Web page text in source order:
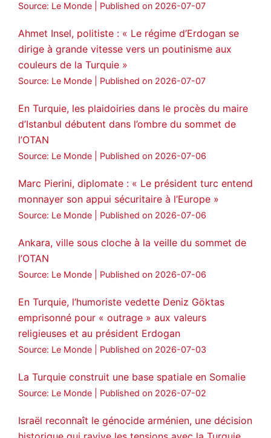
Source: Le Monde Published on 2026-07-07
Ahmet Insel, politiste : « Le régime d’Erdogan se
dirige à grande vitesse vers un poutinisme aux
couleurs de la Turquie »
Source: Le Monde Published on 2026-07-07
En Turquie, les plaidoiries dans le procès du maire
d’Istanbul débutent dans l’ombre du sommet de
l’OTAN
Source: Le Monde Published on 2026-07-06
Marc Pierini, diplomate : « Le président turc entend
monnayer son appui sécuritaire à l’Europe »
Source: Le Monde Published on 2026-07-06
Ankara, ville sous cloche à la veille du sommet de
l’OTAN
Source: Le Monde Published on 2026-07-06
En Turquie, l’humoriste vedette Deniz Göktas
emprisonné pour « outrage » aux valeurs
religieuses et au président Erdogan
Source: Le Monde Published on 2026-07-03
La Turquie construit une base spatiale en Somalie
Source: Le Monde Published on 2026-07-02
Israël reconnaît le génocide arménien, une décision